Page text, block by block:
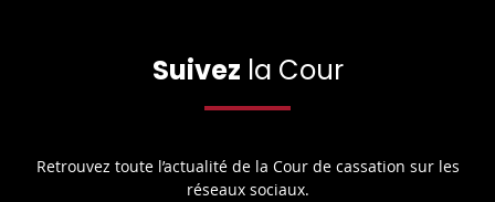
Suivez la Cour
Retrouvez toute l’actualité de la Cour de cassation sur les
réseaux sociaux.